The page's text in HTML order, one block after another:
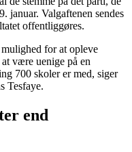
januar. Valgaftenen sendes
offentliggøres.
for at opleve
være uenige på en
700 skoler er med, siger
Tesfaye.
end